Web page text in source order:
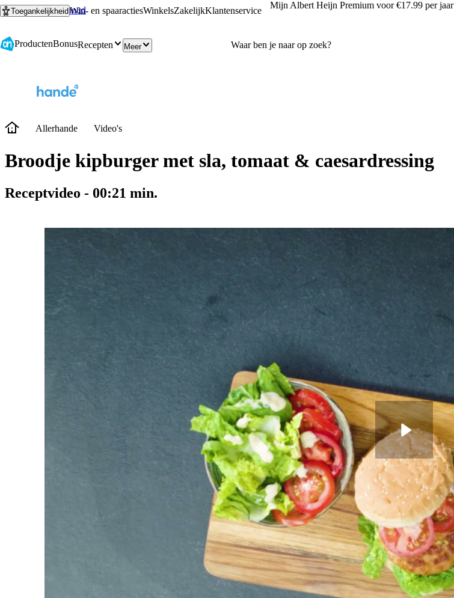
Ga naar hoofdinhoud
Ga naar zoeken
ToegankelijkheidWin- en spaaractiesWinkelsZakelijkKlantenservice
Mijn Albert Heijn Premium voor €17.99 per jaar
ProductenBonusRecepten Meer
Allerhande Video's
Broodje kipburger met sla, tomaat & caesardressing
Receptvideo - 00:21 min.